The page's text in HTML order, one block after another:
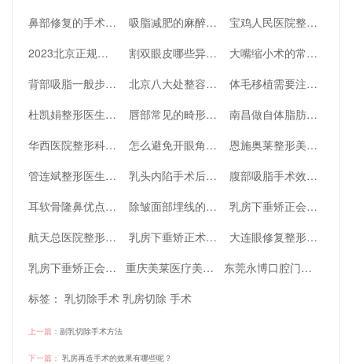
鼻部修复的手术过程你了解吗
吸脂减肥的麻醉选择及术后护理
宝鸡人民医院整形美容科割双眼皮效果怎么样？深入扒一扒
2023北京正规的祛眼袋医院推荐，深入了解一下
割双眼皮哪些异常情况需要修复
大嘴缩小术的常见问题
背部吸脂一般步骤是什么
北京八大处整容医院实力怎么样？医院医生详细介绍如下
体毛移植需要注意哪些事项？
杜凯娟整形医生简介及坐诊太原时光整形美容医院介绍，快来看看吧
唇部常见的畸形唇部有哪些
南昌做自体脂肪隆胸好的医生介绍，深入了解一下
华西医院整形科激光溶脂靠谱吗
怎么避免开眼角术后留下疤痕
恩施奥莱整形美容门诊部怎么样？快来看看吧
管连斌整形医生怎么样？技术擅长_评价
乳头内陷手术后的正确护理
腹部吸脂手术效果好不好
耳软骨隆鼻优点及注意事项有哪些
除皱面部埋线的利弊了解一下
乳房下垂矫正会对身体有影响吗
航天总医院整形科室怎么样
乳房下垂矫正术采用全身麻醉吗
大连眼修复整形医生刘志刚在哪个医院，深入了解一下
乳房下垂矫正会不会留下疤痕吗？
重庆美莱医疗美容医院丰胸手术技术怎么样
东莞永博口腔门诊部技术行吗
标签： 乳切除手术 乳房切除 手术
上一篇： 副乳切除手术方法
下一篇： 乳房再造手术的效果有哪些呢？